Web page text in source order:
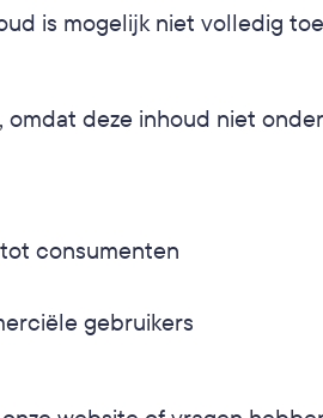
is mogelijk niet volledig
deze inhoud niet
consumenten
gebruikers